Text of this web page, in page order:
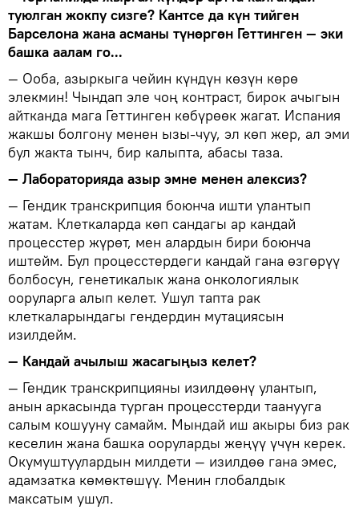
туюлган жокпу сизге? Кантсе да күн тийген
Барселона жана асманы түнөргөн Геттинген — эки
башка аалам го...
— Ооба, азыркыга чейин күндүн көзүн көрө
элекмин! Чындап эле чоң контраст, бирок ачыгын
айтканда мага Геттинген көбүрөөк жагат. Испания
жакшы болгону менен ызы-чуу, эл көп жер, ал эми
бул жакта тынч, бир калыпта, абасы таза.
— Лабораторияда азыр эмне менен алексиз?
— Гендик транскрипция боюнча ишти улантып
жатам. Клеткаларда көп сандагы ар кандай
процесстер жүрөт, мен алардын бири боюнча
иштейм. Бул процесстердеги кандай гана өзгөрүү
болбосун, генетикалык жана онкологиялык
ооруларга алып келет. Ушул тапта рак
клеткаларындагы гендердин мутациясын
изилдейм.
— Кандай ачылыш жасагыңыз келет?
— Гендик транскрипцияны изилдөөнү улантып,
анын аркасында турган процесстерди таанууга
салым кошууну самайм. Мындай иш акыры биз рак
кеселин жана башка ооруларды жеңүү үчүн керек.
Окумуштуулардын милдети — изилдөө гана эмес,
адамзатка көмөктөшүү. Менин глобалдык
максатым ушул.